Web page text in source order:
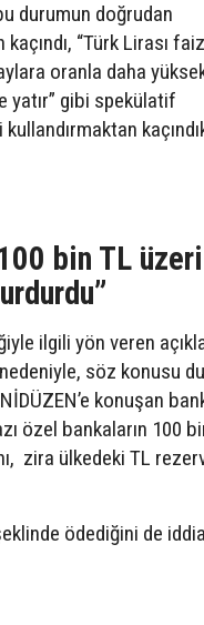
durumun doğrudan
“Türk Lirası
oranla daha
yatır” gibi spekülatif
bin TL üzeri
ilgili yön veren
söz konusu
konuşan
özel bankaların 100
zira ülkedeki TL
ödediğini de